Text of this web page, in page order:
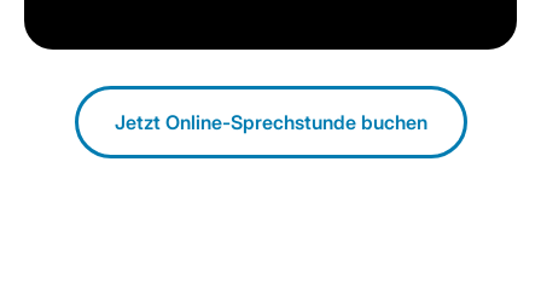
Jetzt Online-Sprechstunde buchen